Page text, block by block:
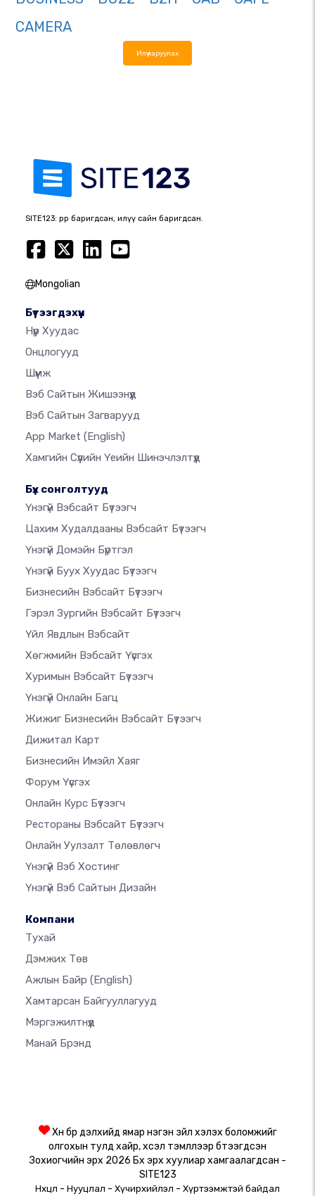
CAMERA
Илүү харуулах
SITE123: өөрөөр баригдсан, илүү сайн баригдсан.
Mongolian
Бүтээгдэхүүн
Нүүр Хуудас
Онцлогууд
Шүүмж
Вэб Сайтын Жишээнүүд
Вэб Сайтын Загварууд
App Market (English)
Хамгийн Сүүлийн Үеийн Шинэчлэлтүүд
Бүх сонголтууд
Үнэгүй Вэбсайт Бүтээгч
Цахим Худалдааны Вэбсайт Бүтээгч
Үнэгүй Домэйн Бүртгэл
Үнэгүй Буух Хуудас Бүтээгч
Бизнесийн Вэбсайт Бүтээгч
Гэрэл Зургийн Вэбсайт Бүтээгч
Үйл Явдлын Вэбсайт
Хөгжмийн Вэбсайт Үүсгэх
Хуримын Вэбсайт Бүтээгч
Үнэгүй Онлайн Багц
Жижиг Бизнесийн Вэбсайт Бүтээгч
Дижитал Карт
Бизнесийн Имэйл Хаяг
Форум Үүсгэх
Онлайн Курс Бүтээгч
Рестораны Вэбсайт Бүтээгч
Онлайн Уулзалт Төлөвлөгч
Үнэгүй Вэб Хостинг
Үнэгүй Вэб Сайтын Дизайн
Компани
Тухай
Дэмжих Төв
Ажлын Байр (English)
Хамтарсан Байгууллагууд
Мэргэжилтнүүд
Манай Брэнд
Хүн бүр дэлхийд ямар нэгэн зүйл хэлэх боломжийг
олгохын тулд хайр, хүсэл тэмүүллээр бүтээгдсэн
Зохиогчийн эрх 2026 Бүх эрх хуулиар хамгаалагдсан -
SITE123
Нөхцөл - Нууцлал - Хүчирхийлэл - Хүртээмжтэй байдал